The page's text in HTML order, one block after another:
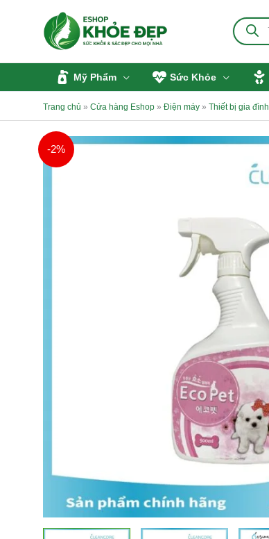
Tìm
kiếm
sản
Mỹ Phẩm Sức Khỏe
Trang chủ » Cửa hàng Eshop » Điện máy » Thiết bị gia đình
-2%